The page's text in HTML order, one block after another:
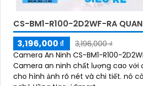
CS-BM1-R100-2D2WF-RA QUAN
3,196,000 ₫
3,196,000 ₫
Camera An Ninh CS-BM1-R100-
Camera an ninh chất lượng cao với
cho hình ảnh rõ nét và chi tiết. nó còn tích hợp công